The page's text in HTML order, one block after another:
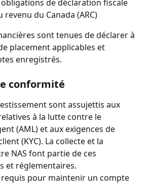
obligations de déclaration fiscale
revenu du Canada (ARC)
sont tenues de déclarer à
placement applicables et
enregistrés.
conformité
sont assujettis aux
à la lutte contre le
(AML) et aux exigences de
(KYC). La collecte et la
NAS font partie de ces
et réglementaires.
requis pour maintenir un compte